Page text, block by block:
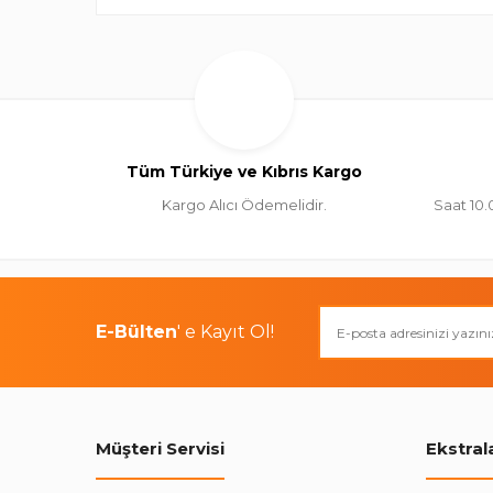
Tüm Türkiye ve Kıbrıs Kargo
Kargo Alıcı Ödemelidir. Saat
E-Bülten' e Kayıt Ol!
Müşteri Servisi